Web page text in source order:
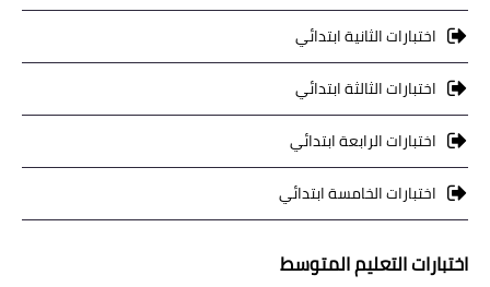
اختبارات الثانية ابتدائي
اختبارات الثالثة ابتدائي
اختبارات الرابعة ابتدائي
اختبارات الخامسة ابتدائي
اختبارات التعليم المتوسط